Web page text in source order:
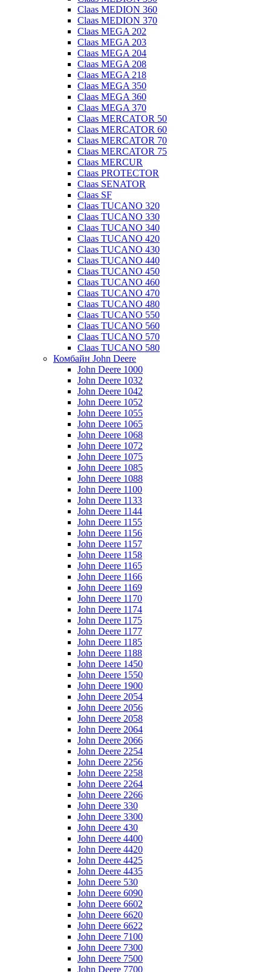
Claas MEDION 360
Claas MEDION 370
Claas MEGA 202
Claas MEGA 203
Claas MEGA 204
Claas MEGA 208
Claas MEGA 218
Claas MEGA 350
Claas MEGA 360
Claas MEGA 370
Claas MERCATOR 50
Claas MERCATOR 60
Claas MERCATOR 70
Claas MERCATOR 75
Claas MERCUR
Claas PROTECTOR
Claas SENATOR
Claas SF
Claas TUCANO 320
Claas TUCANO 330
Claas TUCANO 340
Claas TUCANO 420
Claas TUCANO 430
Claas TUCANO 440
Claas TUCANO 450
Claas TUCANO 460
Claas TUCANO 470
Claas TUCANO 480
Claas TUCANO 550
Claas TUCANO 560
Claas TUCANO 570
Claas TUCANO 580
Комбайн John Deere
John Deere 1000
John Deere 1032
John Deere 1042
John Deere 1052
John Deere 1055
John Deere 1065
John Deere 1068
John Deere 1072
John Deere 1075
John Deere 1085
John Deere 1088
John Deere 1100
John Deere 1133
John Deere 1144
John Deere 1155
John Deere 1156
John Deere 1157
John Deere 1158
John Deere 1165
John Deere 1166
John Deere 1169
John Deere 1170
John Deere 1174
John Deere 1175
John Deere 1177
John Deere 1185
John Deere 1188
John Deere 1450
John Deere 1550
John Deere 1900
John Deere 2054
John Deere 2056
John Deere 2058
John Deere 2064
John Deere 2066
John Deere 2254
John Deere 2256
John Deere 2258
John Deere 2264
John Deere 2266
John Deere 330
John Deere 3300
John Deere 430
John Deere 4400
John Deere 4420
John Deere 4425
John Deere 4435
John Deere 530
John Deere 6090
John Deere 6602
John Deere 6620
John Deere 6622
John Deere 7100
John Deere 7300
John Deere 7500
John Deere 7700